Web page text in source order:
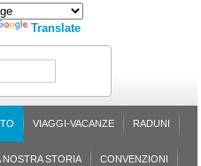
Translate
VIAGGI-VACANZE RADUNI
NOSTRA STORIA CONVENZIONI